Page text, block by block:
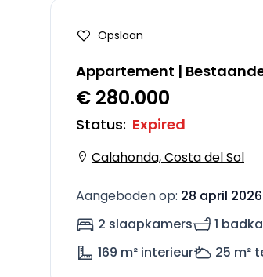
Opslaan
Appartement |
€ 280.000
Status: Expired
Calahonda, Costa del Sol
Aangeboden op: 28 april 2026
2 slaapkamers
1
169 m² interieur 25 m²